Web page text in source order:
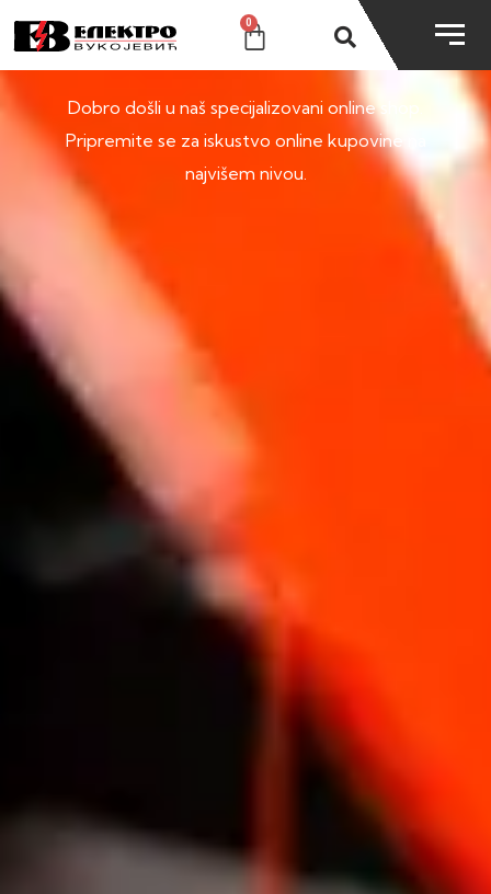
0
SHOP
Dobro došli u naš specijalizovani online shop.
Pripremite se za iskustvo online kupovine na
najvišem nivou.